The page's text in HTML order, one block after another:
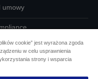
umowy
swoich danych
cookie
cookie” jest wyrażona zgoda
w celu usprawnienia
strony i wsparcia